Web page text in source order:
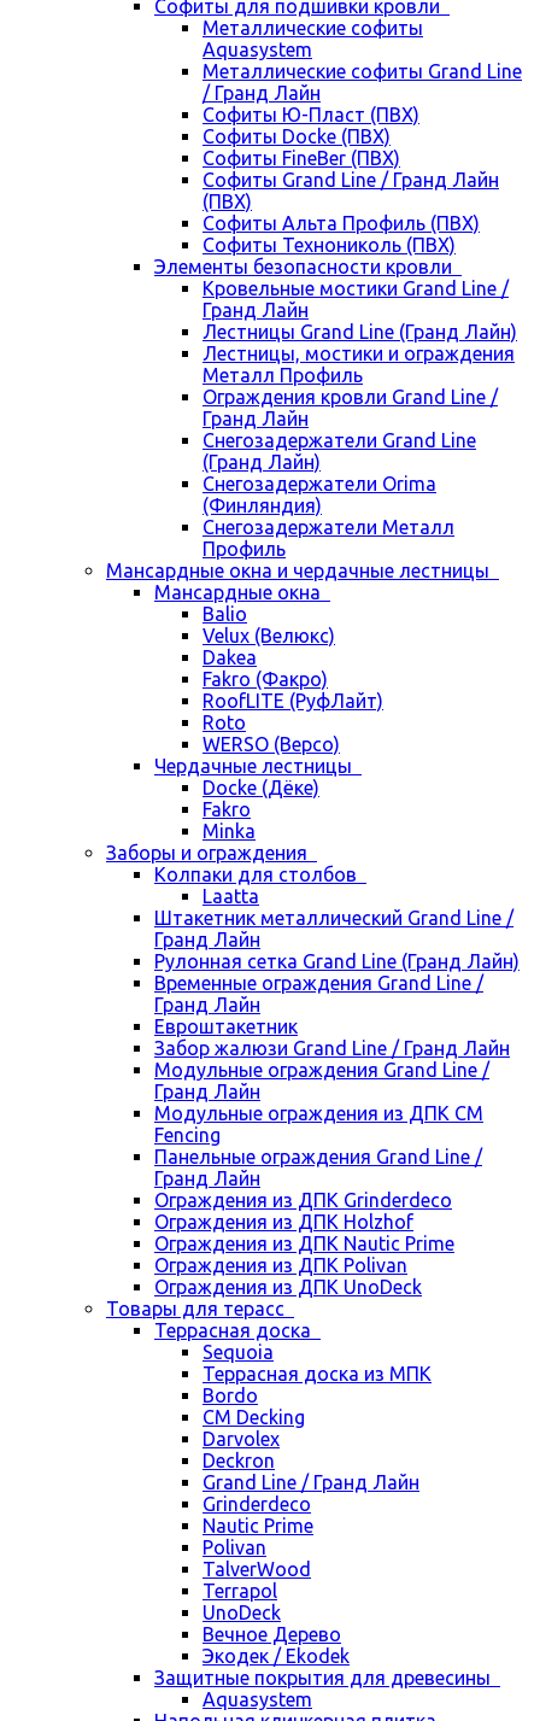
Cофиты для подшивки кровли
Металлические софиты
Aquasystem
Металлические софиты Grand Line
/ Гранд Лайн
Софиты Ю-Пласт (ПВХ)
Софиты Docke (ПВХ)
Софиты FineBer (ПВХ)
Софиты Grand Line / Гранд Лайн
(ПВХ)
Софиты Альта Профиль (ПВХ)
Софиты Технониколь (ПВХ)
Элементы безопасности кровли
Кровельные мостики Grand Line /
Гранд Лайн
Лестницы Grand Line (Гранд Лайн)
Лестницы, мостики и ограждения
Металл Профиль
Ограждения кровли Grand Line /
Гранд Лайн
Снегозадержатели Grand Line
(Гранд Лайн)
Снегозадержатели Orima
(Финляндия)
Снегозадержатели Металл
Профиль
Мансардные окна и чердачные лестницы
Мансардные окна
Balio
Velux (Велюкс)
Dakea
Fakro (Факро)
RoofLITE (РуфЛайт)
Roto
WERSO (Версо)
Чердачные лестницы
Docke (Дёке)
Fakro
Minka
Заборы и ограждения
Колпаки для столбов
Laatta
Штакетник металлический Grand Line /
Гранд Лайн
Рулонная сетка Grand Line (Гранд Лайн)
Временные ограждения Grand Line /
Гранд Лайн
Евроштакетник
Забор жалюзи Grand Line / Гранд Лайн
Модульные ограждения Grand Line /
Гранд Лайн
Модульные ограждения из ДПК CM
Fencing
Панельные ограждения Grand Line /
Гранд Лайн
Ограждения из ДПК Grinderdeco
Ограждения из ДПК Holzhof
Ограждения из ДПК Nautic Prime
Ограждения из ДПК Polivan
Ограждения из ДПК UnoDeck
Товары для терасс
Террасная доска
Sequoia
Террасная доска из МПК
Bordo
CM Decking
Darvolex
Deckron
Grand Line / Гранд Лайн
Grinderdeco
Nautic Prime
Polivan
TalverWood
Terrapol
UnoDeck
Вечное Дерево
Экодек / Ekodek
Защитные покрытия для древесины
Aquasystem